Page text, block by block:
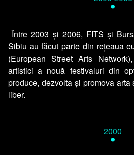
•
Între 2003 și 2006, FITS și
Sibiu au făcut parte din rețeaua
(European Street Arts
artistici a nouă festivaluri din
produce, dezvolta și promova
liber.
2000
•